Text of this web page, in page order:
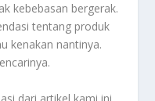
kebebasan bergerak.
tentang produk
kenakan nantinya.